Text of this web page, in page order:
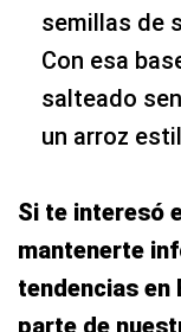
semillas de
Con esa
salteado
un arroz
Si te interesó
mantenerte
tendencias en
parte de